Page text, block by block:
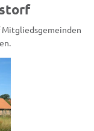
Mitgliedsgemeinden